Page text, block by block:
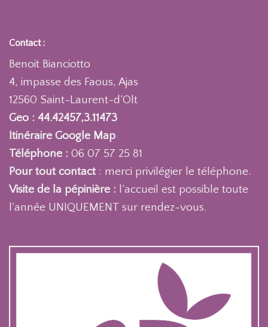
Contact :
Benoit Bianciotto
4, impasse des Faous, Ajas
12560 Saint-Laurent-d’Olt
Geo : 44.42457,3.11473
Itinéraire Google Map
Téléphone : 06 07 57 25 81
Pour tout contact : merci privilégier le téléphone.
Visite de la pépinière : l’accueil est possible toute
l'année UNIQUEMENT sur rendez-vous.